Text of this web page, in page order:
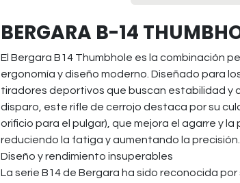
BERGARA B-14
El Bergara B14 Thumbhole es la combinación
ergonomía y diseño moderno. Diseñado para
tiradores deportivos que buscan estabilidad y
disparo, este rifle de cerrojo destaca por su
orificio para el pulgar), que mejora el agarre y la
reduciendo la fatiga y aumentando la precisión.
Diseño y rendimiento insuperables
La serie B14 de Bergara ha sido reconocida